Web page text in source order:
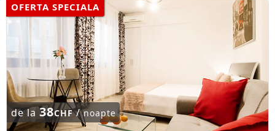
OFERTA SPECIALA
de la 38CHF/noapte